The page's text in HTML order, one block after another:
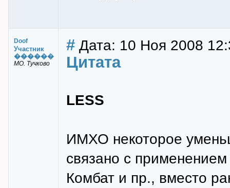
Doof
Участник
������
МО. Тучково
# Дата: 10 Ноя 2008
Цитата
LESS
ИМХО некоторое
связано с
Комбат и пр., вместо